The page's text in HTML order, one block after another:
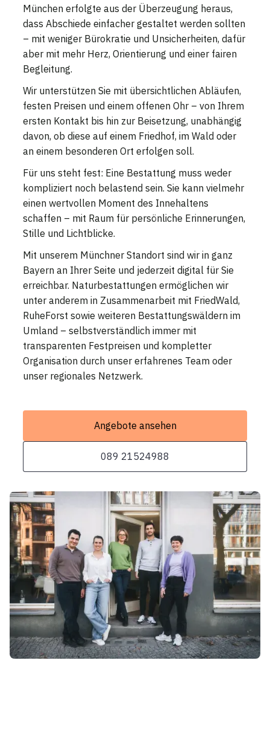
München erfolgte aus der Überzeugung heraus,
dass Abschiede einfacher gestaltet werden sollten
– mit weniger Bürokratie und Unsicherheiten, dafür
aber mit mehr Herz, Orientierung und einer fairen
Begleitung.
Wir unterstützen Sie mit übersichtlichen Abläufen,
festen Preisen und einem offenen Ohr – von Ihrem
ersten Kontakt bis hin zur Beisetzung, unabhängig
davon, ob diese auf einem Friedhof, im Wald oder
an einem besonderen Ort erfolgen soll.
Für uns steht fest: Eine Bestattung muss weder
kompliziert noch belastend sein. Sie kann vielmehr
einen wertvollen Moment des Innehaltens
schaffen – mit Raum für persönliche Erinnerungen,
Stille und Lichtblicke.
Mit unserem Münchner Standort sind wir in ganz
Bayern an Ihrer Seite und jederzeit digital für Sie
erreichbar. Naturbestattungen ermöglichen wir
unter anderem in Zusammenarbeit mit FriedWald,
RuheForst sowie weiteren Bestattungswäldern im
Umland – selbstverständlich immer mit
transparenten Festpreisen und kompletter
Organisation durch unser erfahrenes Team oder
unser regionales Netzwerk.
Angebote ansehen
089 21524988